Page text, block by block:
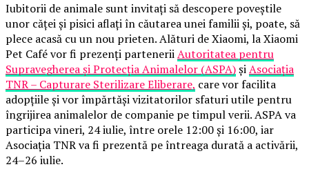
Iubitorii de animale sunt invitați să descopere poveștile
unor căței și pisici aflați în căutarea unei familii și, poate, să
plece acasă cu un nou prieten. Alături de Xiaomi, la Xiaomi
Pet Café vor fi prezenți parteneriiAutoritatea pentru
Supravegherea și Protecția Animalelor (ASPA)șiAsociația
TNR – Capturare Sterilizare Eliberare, care vor facilita
adopțiile și vor împărtăși vizitatorilor sfaturi utile pentru
îngrijirea animalelor de companie pe timpul verii. ASPA va
participa vineri, 24 iulie, între orele 12:00 și 16:00, iar
Asociația TNR va fi prezentă pe întreaga durată a activării,
24–26 iulie.